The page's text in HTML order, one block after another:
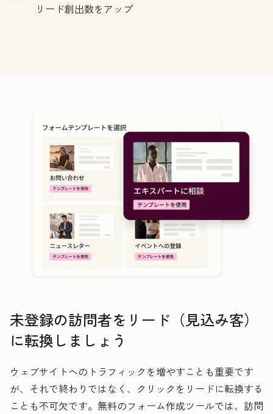
リード創出数をアップ
未登録の訪問者をリード（見込み客）
に転換しましょう
ウェブサイトへのトラフィックを増やすことも重要です
が、それで終わりではなく、クリックをリードに転換する
ことも不可欠です。無料のフォーム作成ツールでは、訪問